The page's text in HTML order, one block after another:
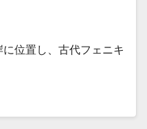
位置し、古代フェニキ